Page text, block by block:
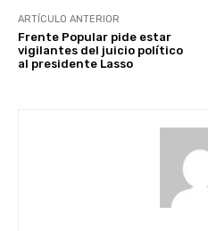
ARTÍCULO ANTERIOR
Frente Popular pide estar
vigilantes del juicio político
al presidente Lasso